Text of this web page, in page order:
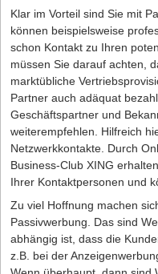
Klar im Vorteil sind Sie mit
können beispielsweise
schon Kontakt zu Ihren
müssen Sie darauf achten,
marktübliche
Partner auch adäquat
Geschäftspartner und
weiterempfehlen. Hilfreich
Netzwerkkontakte. Durch
Business-Club XING
Ihrer Kontaktpersonen und
Zu viel Hoffnung machen
Passivwerbung. Das sind
abhängig ist, dass die
z.B. bei der